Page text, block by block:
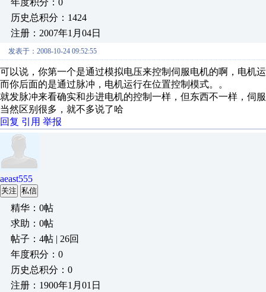
年度积分：0
历史总积分：1424
注册：2007年1月04日
发表于：2008-10-24 09:52:55
可以说，你第一个是通过模拟电压来控制伺服电机的啊，电机
而你后面的是通过脉冲，电机运行在位置控制模式。。
就发脉冲来看确实和步进电机的控制一样，但东西不一样，伺
当然区别很多，就不多说了哈
回复 引用 举报
aeast555
关注 私信
精华：0帖
求助：0帖
帖子：4帖 | 26回
年度积分：0
历史总积分：0
注册：1900年1月01日